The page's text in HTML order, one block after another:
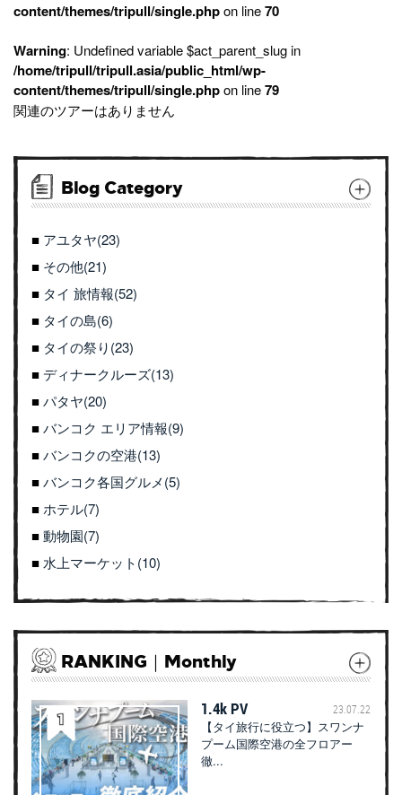
content/themes/tripull/single.phpon line70
Warning: Undefined variable $act_parent_slug in
/home/tripull/tripull.asia/public_html/wp-
content/themes/tripull/single.phpon line79
関連のツアーはありません
Blog Category
アユタヤ(23)
その他(21)
タイ 旅情報(52)
タイの島(6)
タイの祭り(23)
ディナークルーズ(13)
パタヤ(20)
バンコク エリア情報(9)
バンコクの空港(13)
バンコク各国グルメ(5)
ホテル(7)
動物園(7)
水上マーケット(10)
RANKING｜Monthly
1.4k PV 23.07.22
【タイ旅行に役立つ】スワンナ
プーム国際空港の全フロアー
徹...